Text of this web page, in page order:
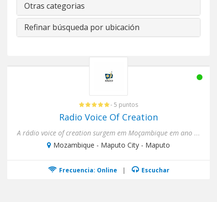
Otras categorias
Refinar búsqueda por ubicación
- 5 puntos
Radio Voice Of Creation
A rádio voice of creation surgem em Moçambique em ano 2020, através de iniciativa de dois jovens empreendedores qu...
Mozambique - Maputo City - Maputo
Frecuencia: Online | Escuchar